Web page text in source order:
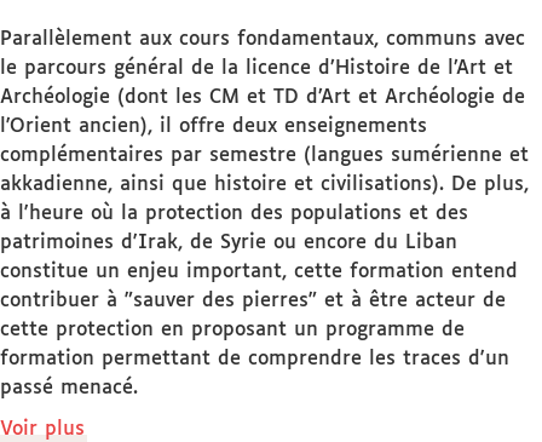
Parallèlement aux cours fondamentaux, communs avec
le parcours général de la licence d’Histoire de l’Art et
Archéologie (dont les CM et TD d’Art et Archéologie de
l'Orient ancien), il offre deux enseignements
complémentaires par semestre (langues sumérienne et
akkadienne, ainsi que histoire et civilisations). De plus,
à l'heure où la protection des populations et des
patrimoines d'Irak, de Syrie ou encore du Liban
constitue un enjeu important, cette formation entend
contribuer à "sauver des pierres" et à être acteur de
cette protection en proposant un programme de
formation permettant de comprendre les traces d'un
passé menacé.
Voir plus